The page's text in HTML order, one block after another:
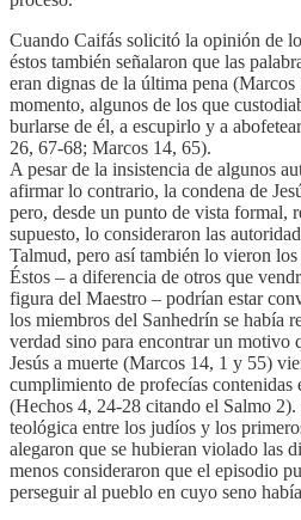
Cuando Caifás solicitó la opinión de
éstos también señalaron que las
eran dignas de la última pena
momento, algunos de los que
burlarse de él, a escupirlo y a
26, 67-68; Marcos 14, 65).
A pesar de la insistencia de algunos
afirmar lo contrario, la condena de
pero, desde un punto de vista formal,
supuesto, lo consideraron las
Talmud, pero así también lo vieron
Éstos – a diferencia de otros que
figura del Maestro – podrían estar
los miembros del Sanhedrín se había
verdad sino para encontrar un motivo
Jesús a muerte (Marcos 14, 1 y 55)
cumplimiento de profecías contenidas
(Hechos 4, 24-28 citando el Salmo
teológica entre los judíos y los
alegaron que se hubieran violado las
menos consideraron que el episodio
perseguir al pueblo en cuyo seno